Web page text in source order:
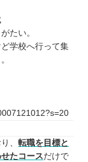
たい。
学校へ行って集
、 転職を目標と
たコースだけで